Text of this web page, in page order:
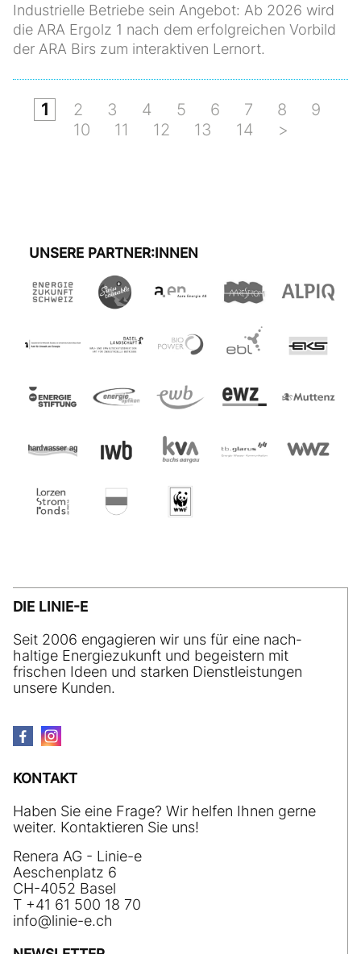
Industrielle Betriebe sein Angebot: Ab 2026 wird
die ARA Ergolz 1 nach dem erfolgreichen Vorbild
der ARA Birs zum interaktiven Lernort.
1 2 3 4 5 6 7 8
9
10
11 12 13 14 >
UNSERE PARTNER:INNEN
DIE LINIE-E
Seit 2006 engagieren wir uns für eine nach­
haltige Energiezukunft und begeistern mit
frischen Ideen und starken Dienstleistungen
unsere Kunden.
KONTAKT
Haben Sie eine Frage? Wir helfen Ihnen gerne
weiter. Kontaktieren Sie uns!
Renera AG - Linie-e
Aeschenplatz 6
CH-4052 Basel
T +41 61 500 18 70
nf
l n - ch